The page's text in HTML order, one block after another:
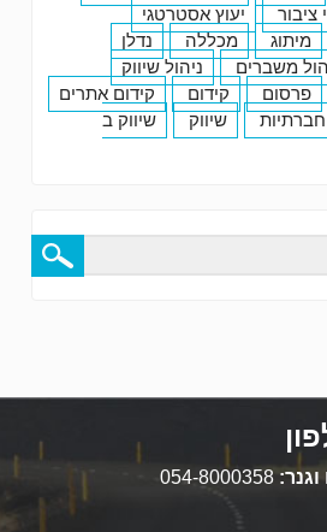
ציבור
יעוץ אסטרטגי
מיתוג מכללה
נדלן
משברים
ניהול שיווק
פרסום קידום
קידום אתרים
שיווק
שיווק ב
054-8000358